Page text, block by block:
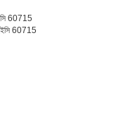
60715
60715